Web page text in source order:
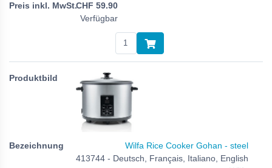
CHF 59.90
Verfügbar
Wilfa Rice Cooker Gohan - steel
413744 - Deutsch, Français, Italiano, English